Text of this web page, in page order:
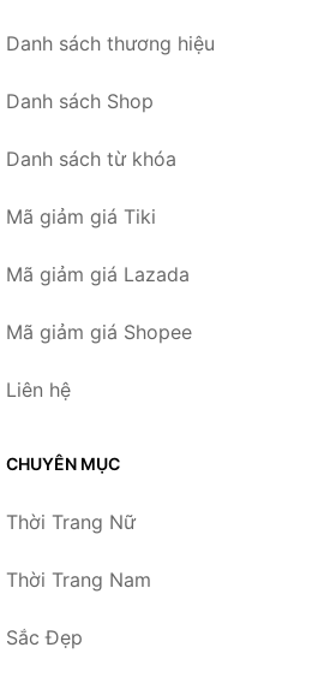
Danh sách thương hiệu
Danh sách Shop
Danh sách từ khóa
Mã giảm giá Tiki
Mã giảm giá Lazada
Mã giảm giá Shopee
Liên hệ
CHUYÊN MỤC
Thời Trang Nữ
Thời Trang Nam
Sắc Đẹp